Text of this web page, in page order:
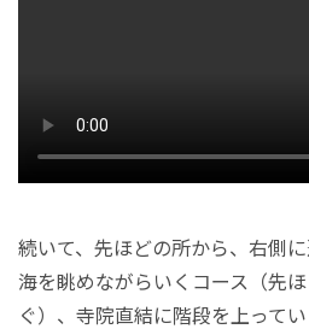
続いて、先ほどの所から、右側に
海を眺めながらいくコース（先
ぐ）、寺院直結に階段を上って